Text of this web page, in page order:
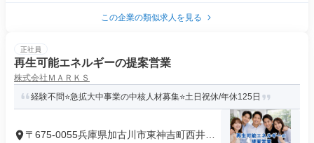
この企業の類似求人を見る
正社員
再生可能エネルギーの提案営業
株式会社ＭＡＲＫＳ
経験不問⭐急拡大中事業の中核人材募集⭐土日祝休/年休125日
〒675-0055兵庫県加古川市東神吉町西井ノ